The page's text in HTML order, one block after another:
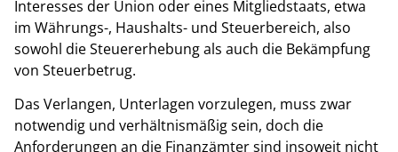
Interesses der Union oder eines Mitgliedstaats, etwa
im Währungs-, Haushalts- und Steuerbereich, also
sowohl die Steuererhebung als auch die Bekämpfung
von Steuerbetrug.
Das Verlangen, Unterlagen vorzulegen, muss zwar
notwendig und verhältnismäßig sein, doch die
Anforderungen an die Finanzämter sind insoweit nicht